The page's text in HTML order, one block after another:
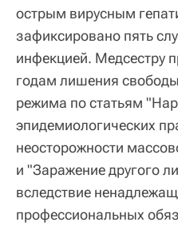
острым вирусным
зафиксировано пять
инфекцией. Медсестру
годам лишения
режима по статьям
эпидемиологических
неосторожности
и "Заражение другого
вследствие
профессиональных